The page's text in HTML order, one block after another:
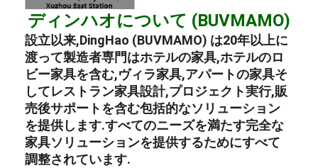
ディンハオについて (BUVMAMO)
設立以来,DingHao (BUVMAMO) は20年以上に
渡って製造者専門はホテルの家具,ホテルのロ
ビー家具を含む,ヴィラ家具,アパートの家具そ
してレストラン家具設計,プロジェクト実行,販
売後サポートを含む包括的なソリューション
を提供します.すべてのニーズを満たす完全な
家具ソリューションを提供するためにすべて
調整されています.